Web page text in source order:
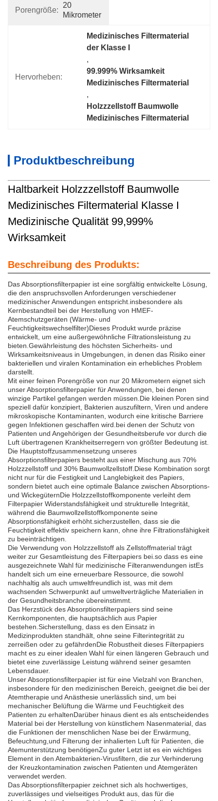
Porengröße:
20
Mikrometer
Hervorheben:
Medizinisches Filtermaterial
der Klasse I
,
99.999% Wirksamkeit
Medizinisches Filtermaterial
,
Holzzzellstoff Baumwolle
Medizinisches Filtermaterial
Produktbeschreibung
Haltbarkeit Holzzzellstoff Baumwolle
Medizinisches Filtermaterial Klasse I
Medizinische Qualität 99,999%
Wirksamkeit
Beschreibung des Produkts:
Das Absorptionsfilterpapier ist eine sorgfältig entwickelte Lösung,
die den anspruchsvollen Anforderungen verschiedener
medizinischer Anwendungen entspricht.insbesondere als
Kernbestandteil bei der Herstellung von HMEF-
Atemschutzgeräten (Wärme- und
Feuchtigkeitswechselfilter)Dieses Produkt wurde präzise
entwickelt, um eine außergewöhnliche Filtrationsleistung zu
bieten.Gewährleistung des höchsten Sicherheits- und
Wirksamkeitsniveaus in Umgebungen, in denen das Risiko einer
bakteriellen und viralen Kontamination ein erhebliches Problem
darstellt.
Mit einer feinen Porengröße von nur 20 Mikrometern eignet sich
unser Absorptionsfilterpapier für Anwendungen, bei denen
winzige Partikel gefangen werden müssen.Die kleinen Poren sind
speziell dafür konzipiert, Bakterien auszufiltern, Viren und andere
mikroskopische Kontaminanten, wodurch eine kritische Barriere
gegen Infektionen geschaffen wird.bei denen der Schutz von
Patienten und Angehörigen der Gesundheitsberufe vor durch die
Luft übertragenen Krankheitserregern von größter Bedeutung ist.
Die Hauptstoffzusammensetzung unseres
Absorptionsfilterpapiers besteht aus einer Mischung aus 70%
Holzzzellstoff und 30% Baumwollzellstoff.Diese Kombination sorgt
nicht nur für die Festigkeit und Langlebigkeit des Papiers,
sondern bietet auch eine optimale Balance zwischen Absorptions-
und WickegüternDie Holzzzellstoffkomponente verleiht dem
Filterpapier Widerstandsfähigkeit und strukturelle Integrität,
während die Baumwollzellstoffkomponente seine
Absorptionsfähigkeit erhöht.sicherzustellen, dass sie die
Feuchtigkeit effektiv speichern kann, ohne ihre Filtrationsfähigkeit
zu beeinträchtigen.
Die Verwendung von Holzzzellstoff als Zellstoffmaterial trägt
weiter zur Gesamtleistung des Filterpapiers bei.so dass es eine
ausgezeichnete Wahl für medizinische Filteranwendungen istEs
handelt sich um eine erneuerbare Ressource, die sowohl
nachhaltig als auch umweltfreundlich ist, was mit dem
wachsenden Schwerpunkt auf umweltverträgliche Materialien in
der Gesundheitsbranche übereinstimmt.
Das Herzstück des Absorptionsfilterpapiers sind seine
Kernkomponenten, die hauptsächlich aus Papier
bestehen.Sicherstellung, dass es den Einsatz in
Medizinprodukten standhält, ohne seine Filterintegrität zu
zerreißen oder zu gefährdenDie Robustheit dieses Filterpapiers
macht es zu einer idealen Wahl für einen längeren Gebrauch und
bietet eine zuverlässige Leistung während seiner gesamten
Lebensdauer.
Unser Absorptionsfilterpapier ist für eine Vielzahl von Branchen,
insbesondere für den medizinischen Bereich, geeignet.die bei der
Atemtherapie und Anästhesie unerlässlich sind, um bei
mechanischer Belüftung die Wärme und Feuchtigkeit des
Patienten zu erhaltenDarüber hinaus dient es als entscheidendes
Material bei der Herstellung von künstlichem Nasenmaterial, das
die Funktionen der menschlichen Nase bei der Erwärmung,
Befeuchtung,und Filterung der inhalierten Luft für Patienten, die
Atemunterstützung benötigenZu guter Letzt ist es ein wichtiges
Element in den Atembakterien-Virusfiltern, die zur Verhinderung
der Kreuzkontamination zwischen Patienten und Atemgeräten
verwendet werden.
Das Absorptionsfilterpapier zeichnet sich als hochwertiges,
zuverlässiges und vielseitiges Produkt aus, das für die